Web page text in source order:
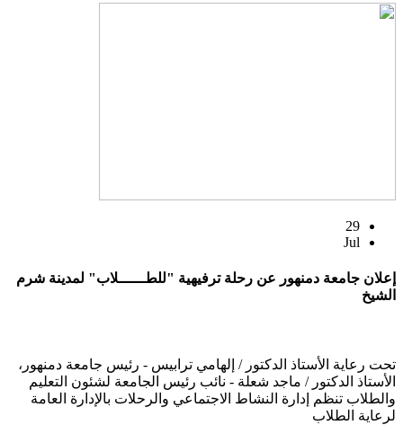
29
Jul
إعلان جامعة دمنهور عن رحلة ترفيهية "للطــــــلاب" لمدينة شرم
الشيخ
تحت رعاية الأستاذ الدكتور / إلهامي ترابيس - رئيس جامعة دمنهور،
الأستاذ الدكتور / ماجد شعلة - نائب رئيس الجامعة لشئون التعليم
والطلاب تنظم إدارة النشاط الاجتماعي والرحلات بالإدارة العامة
لرعاية الطلاب